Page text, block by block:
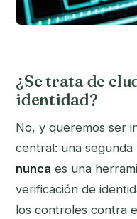
¿Se trata de
identidad?
No, y queremos ser
central: una segunda
nunca es una
verificación de
los controles contra